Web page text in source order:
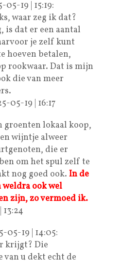
19 | 15:19:
waar zeg ik dat?
is dat er een aantal
je zelf kunt
hoeven betalen,
rookwaar. Dat is mijn
die van meer
05-19 | 16:17
groenten lokaal koop,
wijntje alweer
die er
om het spul zelf te
nog goed ook. In de
ook wel
zijn, zo vermoed ik.
05-19 | 14:05:
krijgt? Die
u dekt echt de